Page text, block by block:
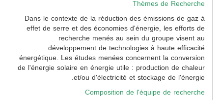
Thèmes de Recherche
Dans le contexte de la réduction des émissions de gaz à
effet de serre et des économies d'énergie, les efforts de
recherche menés au sein du groupe visent au
développement de technologies à haute efficacité
énergétique. Les études menées concernent la conversion
de l'énergie solaire en énergie utile : production de chaleur
et/ou d'électricité et stockage de l'énergie.
Composition de l'équipe de recherche